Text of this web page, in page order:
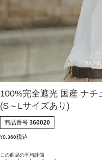
100%完全遮光 国産 ナ
(S～Lサイズあり)
商品番号 360020
¥8,360税込